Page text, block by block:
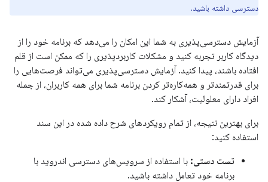
دسترسی داشته باشید.
آزمایش دسترسی‌پذیری به شما این امکان را می‌دهد که برنامه خود را از
دیدگاه کاربر تجربه کنید و مشکلات کاربردپذیری را که ممکن است از قلم
افتاده باشند، پیدا کنید. آزمایش دسترسی‌پذیری می‌تواند فرصت‌هایی را
برای قدرتمندتر و همه‌کاره‌تر کردن برنامه شما برای همه کاربران، از جمله
افراد دارای معلولیت، آشکار کند.
برای بهترین نتیجه، از تمام رویکردهای شرح داده شده در این سند
استفاده کنید:
تست دستی: با استفاده از سرویس‌های دسترسی اندروید با
برنامه خود تعامل داشته باشید.